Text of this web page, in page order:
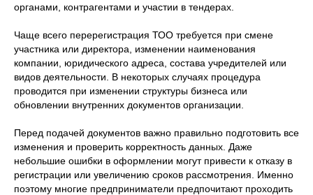
органами, контрагентами и участии в тендерах.
Чаще всего перерегистрация ТОО требуется при смене
участника или директора, изменении наименования
компании, юридического адреса, состава учредителей или
видов деятельности. В некоторых случаях процедура
проводится при изменении структуры бизнеса или
обновлении внутренних документов организации.
Перед подачей документов важно правильно подготовить все
изменения и проверить корректность данных. Даже
небольшие ошибки в оформлении могут привести к отказу в
регистрации или увеличению сроков рассмотрения. Именно
поэтому многие предприниматели предпочитают проходить